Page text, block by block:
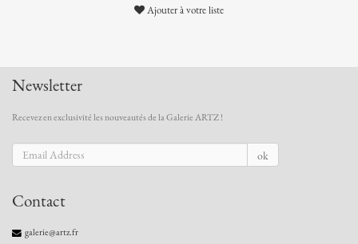
Ajouter à votre liste
Newsletter
Recevez en exclusivité les nouveautés de la Galerie ARTZ !
ok
Contact
galerie@artz.fr